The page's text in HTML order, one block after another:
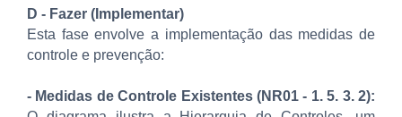
D - Fazer (Implementar)
Esta fase envolve a implementação das medidas de
controle e prevenção:
- Medidas de Controle Existentes (NR01 - 1. 5. 3. 2):